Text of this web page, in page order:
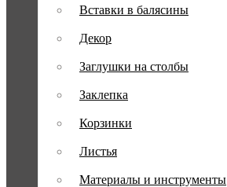
Вставки в балясины
Декор
Заглушки на столбы
Заклепка
Корзинки
Листья
Материалы и инструменты